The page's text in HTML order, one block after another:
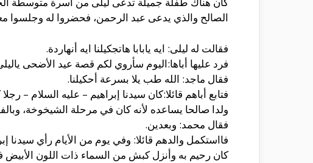
الصالح والذي يدعى عبد الرحمن، فحضروا له وجلسوا
فقالت له ليلى: ايه يابابا هاتجكيلنا ايه أنهاردة.
فرد عليها أباها:اليوم سأروي لكم قصة عيد الأضحى
فقال ماجد: الله طب يلا بسرعة أحكيلنا.
فتابع أباهم قائلا:كان سيدنا إبراهيم – عليه السلام –
ولدا صالحا يساعده لأنه كان في مرحلة الشيخوخة،
فقال محمد: وبعدين.
فااستكمل والدهم قائلا: وفي يوم من الأيام رأي سيدنا
كان رحيم به وأنزل كبش من السماء ذات اللون الأبيض